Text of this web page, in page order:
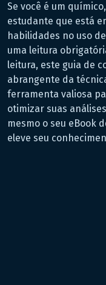
Se você é um
estudante que está
habilidades no uso
uma leitura
leitura, este guia de
abrangente da
ferramenta valiosa
otimizar suas
mesmo o seu eBook
eleve seu